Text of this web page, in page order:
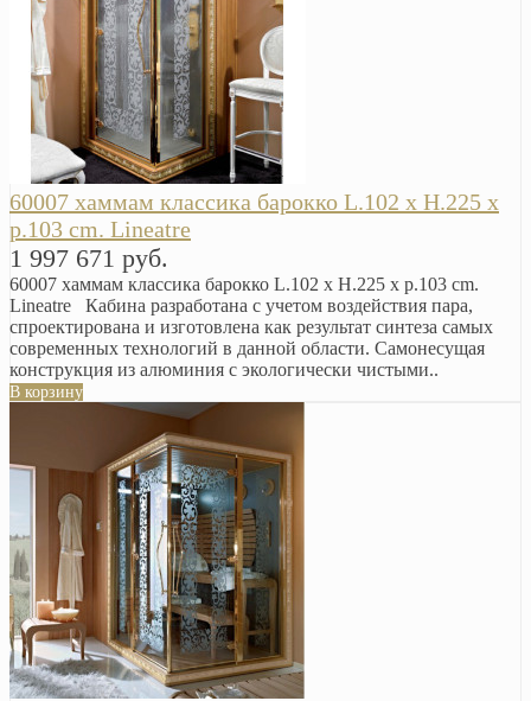
60007 хаммам классика барокко L.102 x H.225 x
p.103 cm. Lineatre
1 997 671 руб.
60007 хаммам классика барокко L.102 x H.225 x p.103 cm.
Lineatre Кабина разработана с учетом воздействия пара,
спроектирована и изготовлена как результат синтеза самых
современных технологий в данной области. Самонесущая
конструкция из алюминия с экологически чистыми..
В корзину